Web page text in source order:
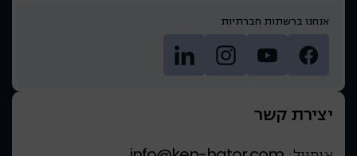
אנחנו ברשתות חברתיות
יצירת קשר